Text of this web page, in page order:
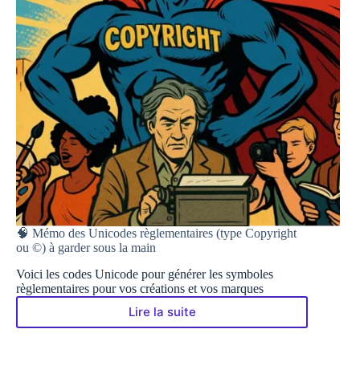
🧠 Mémo des Unicodes règlementaires (type Copyright
ou ©) à garder sous la main
Voici les codes Unicode pour générer les symboles
règlementaires pour vos créations et vos marques
Lire la suite
🧠